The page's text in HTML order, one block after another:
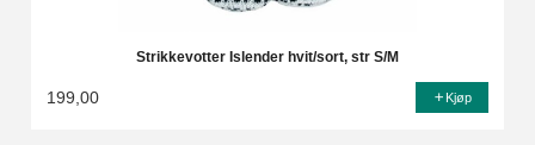
Strikkevotter Islender hvit/sort, str S/M
199,00 Kjøp